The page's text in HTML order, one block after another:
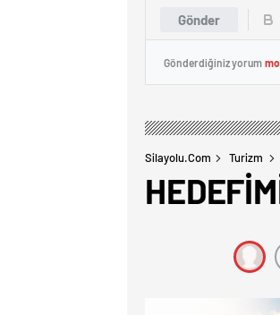
Gönder
Gönderdiğiniz yorum
Silayolu.com Turizm